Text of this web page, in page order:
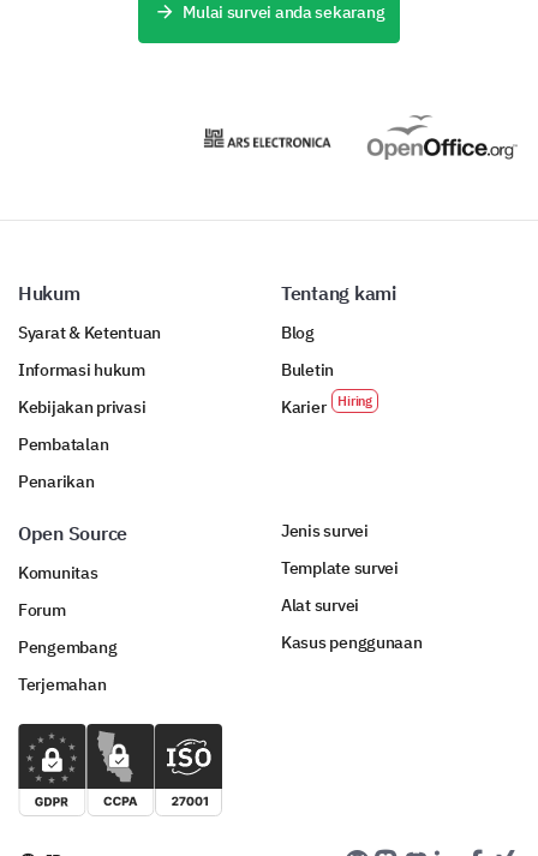
Mulai survei anda sekarang
Hukum
Syarat & Ketentuan
Informasi hukum
Kebijakan privasi
Pembatalan
Penarikan
Tentang kami
Blog
Buletin
Karier
Open Source
Komunitas
Forum
Pengembang
Terjemahan
Jenis survei
Template survei
Alat survei
Kasus penggunaan